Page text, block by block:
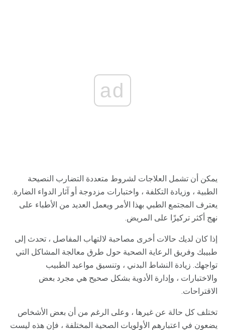
ad
يمكن أن تشمل العلاجات لشروط متعددة التضارب النصيحة
الطبية ، وزيادة التكلفة ، واختبارات مزدوجة أو آثار الدواء الضارة.
يعترف المجتمع الطبي بهذا الأمر ويعمل العديد من الأطباء على
نهج أكثر تركيزًا على المريض.
إذا كان لديك حالات أخرى مصاحبة لالتهاب المفاصل ، تحدث إلى
طبيبك وفريق الرعاية الصحية حول طرق معالجة المشاكل التي
تواجهك. زيادة النشاط البدني ، وتنسيق مواعيد الطبيب
والاختبارات ، وإدارة الأدوية بشكل صحيح هي مجرد بعض
الاقتراحات.
تختلف كل حالة عن غيرها ، وعلى الرغم من أن بعض الأشخاص
يضعون في اعتبارهم الأولويات الصحية المختلفة ، فإن هذه ليست